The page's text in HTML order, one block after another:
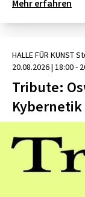
Mehr erfahren
HALLE FÜR KUNST
20.08.2026| 18:00 -
Tribute:
Kybernetik